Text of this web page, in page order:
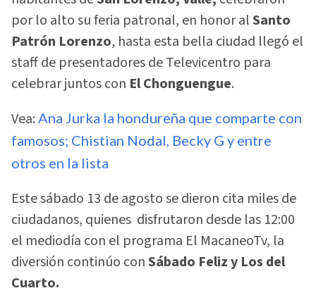
por lo alto su feria patronal, en honor alSanto
Patrón Lorenzo, hasta esta bella ciudad llegó el
staff de presentadores de Televicentro para
celebrar juntos con El Chonguengue.
Vea: Ana Jurka la hondureña que comparte con
famosos; Chistian Nodal, Becky G y entre
otros en la lista
Este sábado 13 de agosto se dieron cita miles de
ciudadanos, quienes disfrutaron desde las 12:00
el mediodía con el programa El MacaneoTv, la
diversión continúo conSábado Feliz y Los del
Cuarto.